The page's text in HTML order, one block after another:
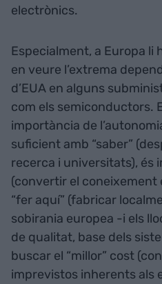
electrònics.
Especialment, a Europa li
en veure l’extrema
d’EUA en alguns
com els semiconductors.
importància de
suficient amb “saber”
recerca i universitats), és
(convertir el coneixement
“fer aquí” (fabricar
sobirania europea -i els
de qualitat, base dels
buscar el “millor” cost
imprevistos inherents als